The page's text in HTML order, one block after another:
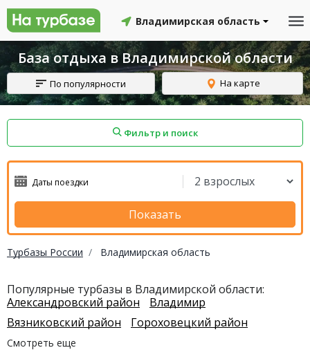
Владимирская область
База отдыха в Владимирской области
По популярности На карте
Фильтр и поиск
Показать
Турбазы России Владимирская область
Популярные турбазы в Владимирской области:
Александровский район
Владимир
Вязниковский район
Гороховецкий район
Смотреть еще
Смоленский район Топчихинский район
Красноборский район
Онежский район
Северодвинск Устьянский район